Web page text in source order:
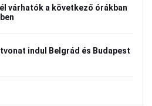
várhatók a következő órákban
indul Belgrád és Budapest